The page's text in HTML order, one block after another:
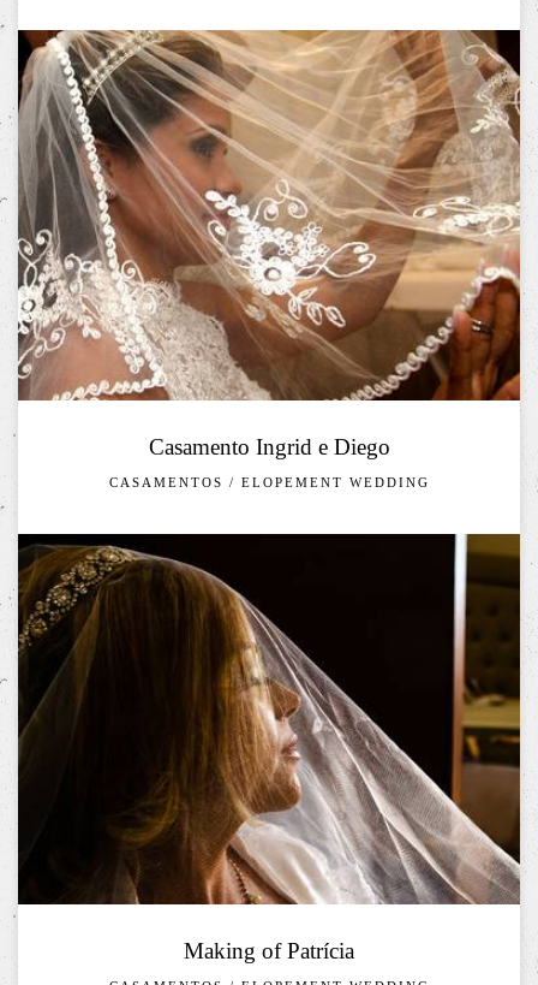
Casamento Ingrid e Diego
CASAMENTOS / ELOPEMENT WEDDING
Making of Patrícia